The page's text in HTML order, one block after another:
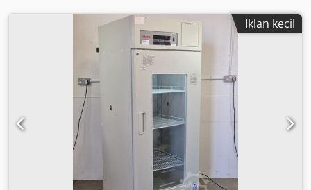
Iklan kecil